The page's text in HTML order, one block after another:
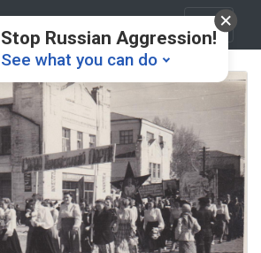
Stop Russian Aggression!
See what you can do